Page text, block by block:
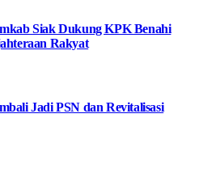
Siak Dukung KPK Benahi
Rakyat
Jadi PSN dan Revitalisasi